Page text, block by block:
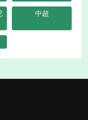
中超